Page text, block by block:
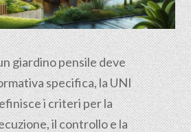
giardino pensile deve
specifica, la UNI
i criteri per la
il controllo e la